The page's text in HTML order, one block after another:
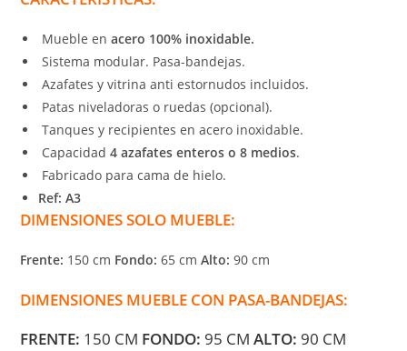
Mueble enacero 100% inoxidable.
Sistema modular. Pasa-bandejas.
Azafates y vitrina anti estornudos incluidos.
Patas niveladoras o ruedas (opcional).
Tanques y recipientes en acero inoxidable.
Capacidad4 azafates enteros o 8 medios.
Fabricado para cama de hielo.
Ref: A3
DIMENSIONES SOLO MUEBLE:
Frente: 150 cm Fondo: 65 cmAlto: 90 cm
DIMENSIONES MUEBLE CON PASA-BANDEJAS:
FRENTE: 150 CM FONDO: 95 CMALTO: 90 CM